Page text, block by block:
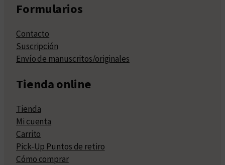
Formularios
Contacto
Suscripción
Envío de manuscritos/originales
Tienda online
Tienda
Mi cuenta
Carrito
Pick-Up Puntos de retiro
Cómo comprar